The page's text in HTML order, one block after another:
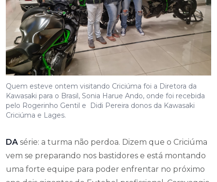
Quem esteve ontem visitando Criciúma foi a Diretora da
Kawasaki para o Brasil, Sonia Harue Ando, onde foi recebida
pelo Rogerinho Gentil e Didi Pereira donos da Kawasaki
Criciúma e Lages.
DA série: a turma não perdoa. Dizem que o Criciúma
vem se preparando nos bastidores e está montando
uma forte equipe para poder enfrentar no próximo